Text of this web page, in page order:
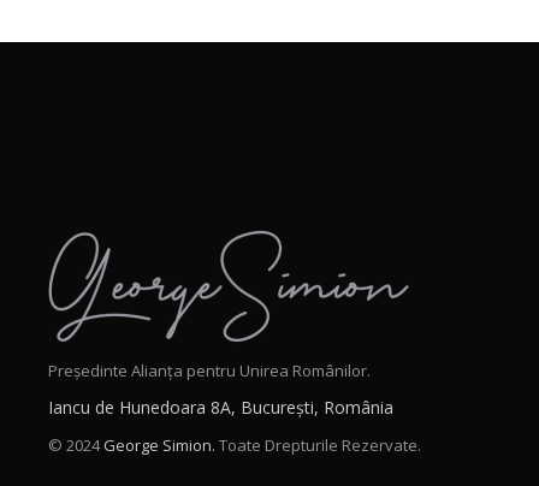
Președinte Alianța pentru Unirea Românilor.
Iancu de Hunedoara 8A, București, România
© 2024George Simion. Toate Drepturile Rezervate.